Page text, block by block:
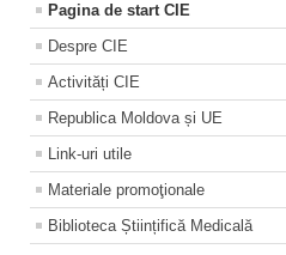
Pagina de start CIE
Despre CIE
Activități CIE
Republica Moldova și UE
Link-uri utile
Materiale promoţionale
Biblioteca Științifică Medicală